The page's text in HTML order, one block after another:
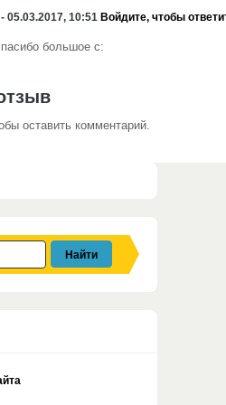
- 05.03.2017, 10:51 Войдите, чтобы
большое с:
оставить комментарий.